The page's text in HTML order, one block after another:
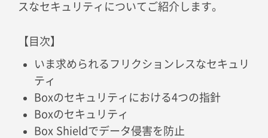
スなセキュリティについてご紹介します。
【目次】
いま求められるフリクションレスなセキュリ
ティ
Boxのセキュリティにおける4つの指針
Boxのセキュリティ
Box Shieldでデータ侵害を防止